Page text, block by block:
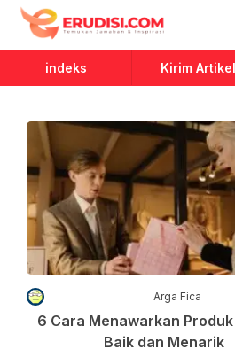
Erudisi
Temukan Jawaban dan Inspirasi
indeks Kirim Artikel
Arga Fica
6 Cara Menawarkan
Baik dan Menarik